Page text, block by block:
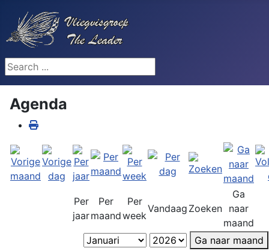
Search ...
Agenda
Per
jaar
Per
maand
Per
week
Vandaag Zoeken
Ga
naar
maand
Ga naar maand